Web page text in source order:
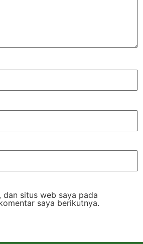
dan situs web saya pada
saya berikutnya.